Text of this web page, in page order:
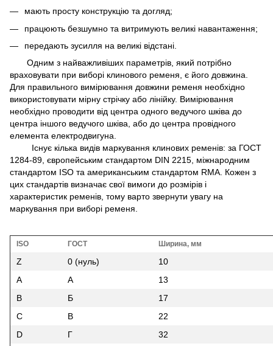
мають просту конструкцію та догляд;
працюють безшумно та витримують великі навантаження;
передають зусилля на великі відстані.
Одним з найважливіших параметрів, який потрібно
враховувати при виборі клинового ременя, є його довжина.
Для правильного вимірювання довжини ременя необхідно
використовувати мірну стрічку або лінійку. Вимірювання
необхідно проводити від центра одного ведучого шківа до
центра іншого ведучого шківа, або до центра провідного
елемента електродвигуна.
Існує кілька видів маркування клинових ременів: за ГОСТ
1284-89, європейським стандартом DIN 2215, міжнародним
стандартом ISO та американським стандартом RMA. Кожен з
цих стандартів визначає свої вимоги до розмірів і
характеристик ременів, тому варто звернути увагу на
маркування при виборі ременя.
ISO ГОСТ Ширина, мм
Z 0 (нуль)
10
A
A
13
B
Б
17
C
В
22
D
Г
32